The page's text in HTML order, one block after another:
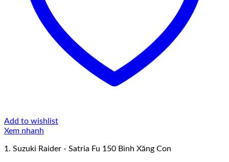
Add to wishlist
Xem nhanh
1. Suzuki Raider - Satria Fu 150 Bình Xăng Con